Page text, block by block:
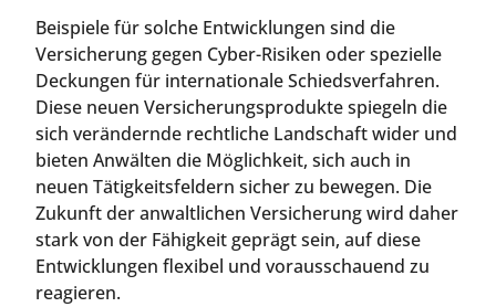
Beispiele für solche Entwicklungen sind die
Versicherung gegen Cyber-Risiken oder spezielle
Deckungen für internationale Schiedsverfahren.
Diese neuen Versicherungsprodukte spiegeln die
sich verändernde rechtliche Landschaft wider und
bieten Anwälten die Möglichkeit, sich auch in
neuen Tätigkeitsfeldern sicher zu bewegen. Die
Zukunft der anwaltlichen Versicherung wird daher
stark von der Fähigkeit geprägt sein, auf diese
Entwicklungen flexibel und vorausschauend zu
reagieren.